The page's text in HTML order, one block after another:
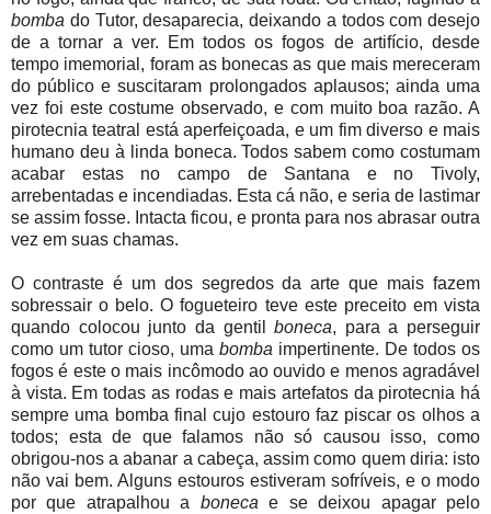
bomba do Tutor, desaparecia, deixando a todos com desejo
de a tornar a ver. Em todos os fogos de artifício, desde
tempo imemorial, foram as bonecas as que mais mereceram
do público e suscitaram prolongados aplausos; ainda uma
vez foi este costume observado, e com muito boa razão. A
pirotecnia teatral está aperfeiçoada, e um fim diverso e mais
humano deu à linda boneca. Todos sabem como costumam
acabar estas no campo de Santana e no Tivoly,
arrebentadas e incendiadas. Esta cá não, e seria de lastimar
se assim fosse. Intacta ficou, e pronta para nos abrasar outra
vez em suas chamas.
O contraste é um dos segredos da arte que mais fazem
sobressair o belo. O fogueteiro teve este preceito em vista
quando colocou junto da gentilboneca, para a perseguir
como um tutor cioso, uma bomba impertinente. De todos os
fogos é este o mais incômodo ao ouvido e menos agradável
à vista. Em todas as rodas e mais artefatos da pirotecnia há
sempre uma bomba final cujo estouro faz piscar os olhos a
todos; esta de que falamos não só causou isso, como
obrigou-nos a abanar a cabeça, assim como quem diria: isto
não vai bem. Alguns estouros estiveram sofríveis, e o modo
por que atrapalhou a boneca e se deixou apagar pelo